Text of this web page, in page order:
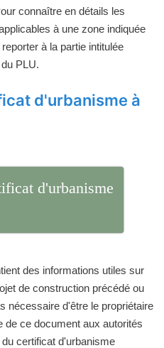
connaître en détails les
à une zone indiquée
à la partie intitulée
PLU.
d'urbanisme à
d'urbanisme
des informations utiles sur
de construction précédé ou
nécessaire d'être le propriétaire
de ce document aux autorités
certificat d'urbanisme